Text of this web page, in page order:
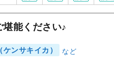
能ください♪
ケンサキイカ）
8